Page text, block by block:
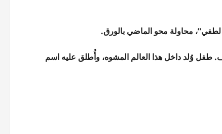
محاولة محو الماضي بالورق.
طفل وُلد داخل هذا العالم المشوه، وأُطلق عليه اسم